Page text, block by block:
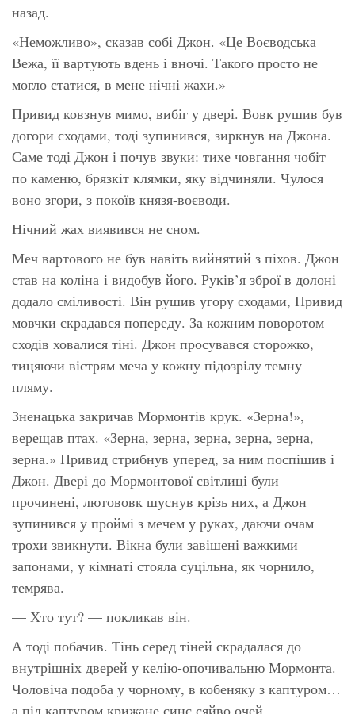
назад.
«Неможливо», сказав собі Джон. «Це Воєводська
Вежа, її вартують вдень і вночі. Такого просто не
могло статися, в мене нічні жахи.»
Привид ковзнув мимо, вибіг у двері. Вовк рушив був
догори сходами, тоді зупинився, зиркнув на Джона.
Саме тоді Джон і почув звуки: тихе човгання чобіт
по каменю, брязкіт клямки, яку відчиняли. Чулося
воно згори, з покоїв князя-воєводи.
Нічний жах виявився не сном.
Меч вартового не був навіть вийнятий з піхов. Джон
став на коліна і видобув його. Руків’я зброї в долоні
додало сміливості. Він рушив угору сходами, Привид
мовчки скрадався попереду. За кожним поворотом
сходів ховалися тіні. Джон просувався сторожко,
тицяючи вістрям меча у кожну підозрілу темну
пляму.
Зненацька закричав Мормонтів крук. «Зерна!»,
верещав птах. «Зерна, зерна, зерна, зерна, зерна,
зерна.» Привид стрибнув уперед, за ним поспішив і
Джон. Двері до Мормонтової світлиці були
прочинені, лютововк шуснув крізь них, а Джон
зупинився у проймі з мечем у руках, даючи очам
трохи звикнути. Вікна були завішені важкими
запонами, у кімнаті стояла суцільна, як чорнило,
темрява.
— Хто тут? — покликав він.
А тоді побачив. Тінь серед тіней скрадалася до
внутрішніх дверей у келію-опочивальню Мормонта.
Чоловіча подоба у чорному, в кобеняку з каптуром…
а під каптуром крижане синє сяйво очей…